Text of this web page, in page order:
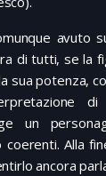
avuto
di tutti, se la
sua potenza,
un
coerenti. Alla
ancora